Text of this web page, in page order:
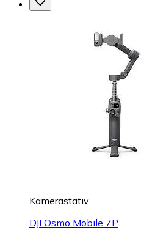
Kamerastativ
DJI Osmo Mobile 7P